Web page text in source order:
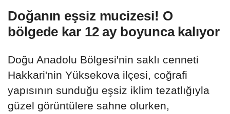
Doğanın eşsiz mucizesi! O
bölgede kar 12 ay boyunca kalıyor
Doğu Anadolu Bölgesi'nin saklı cenneti
Hakkari'nin Yüksekova ilçesi, coğrafi
yapısının sunduğu eşsiz iklim tezatlığıyla
güzel görüntülere sahne olurken,